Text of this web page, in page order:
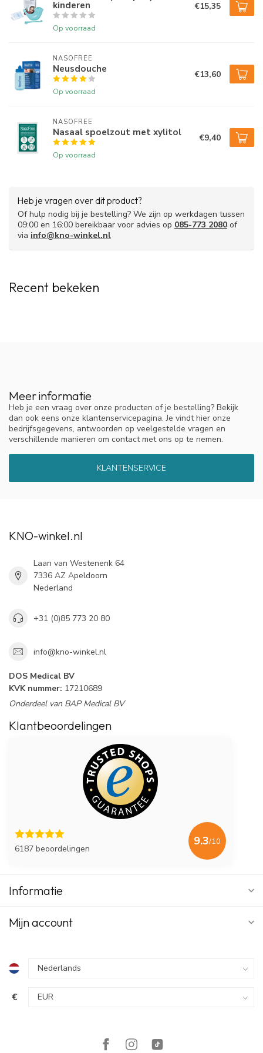
kinderen
Op voorraad
€15,35
NASOFREE
Neusdouche
Op voorraad
€13,60
NASOFREE
Nasaal spoelzout met xylitol
Op voorraad
€9,40
Heb je vragen over dit product?
Of hulp nodig bij je bestelling? We zijn op werkdagen tussen
09:00 en 16:00 bereikbaar voor advies op 085-773 2080 of
via info@kno-winkel.nl
Recent bekeken
Meer informatie
Heb je een vraag over onze producten of je bestelling? Bekijk
dan ook eens onze klantenservicepagina. Je vindt hier onze
bedrijfsgegevens, antwoorden op veelgestelde vragen en
verschillende manieren om contact met ons op te nemen.
KLANTENSERVICE
KNO-winkel.nl
Laan van Westenenk 64
7336 AZ Apeldoorn
Nederland
+31 (0)85 773 20 80
info@kno-winkel.nl
DOS Medical BV
KVK nummer: 17210689
Onderdeel van BAP Medical BV
Klantbeoordelingen
6187 beoordelingen
9.3/10
Informatie
Mijn account
€